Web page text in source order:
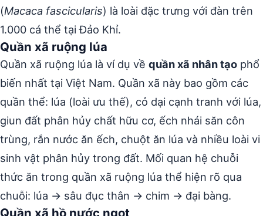
(Macaca fascicularis) là loài đặc trưng với đàn trên
1.000 cá thể tại Đảo Khỉ.
Quần xã ruộng lúa
Quần xã ruộng lúa là ví dụ về quần xã nhân tạo phổ
biến nhất tại Việt Nam. Quần xã này bao gồm các
quần thể: lúa (loài ưu thế), cỏ dại cạnh tranh với lúa,
giun đất phân hủy chất hữu cơ, ếch nhái săn côn
trùng, rắn nước ăn ếch, chuột ăn lúa và nhiều loài vi
sinh vật phân hủy trong đất. Mối quan hệ chuỗi
thức ăn trong quần xã ruộng lúa thể hiện rõ qua
chuỗi: lúa → sâu đục thân → chim → đại bàng.
Quần xã hồ nước ngọt